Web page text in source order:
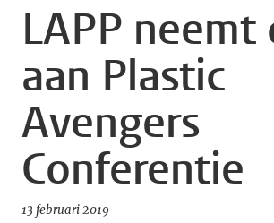
LAPP neemt
aan Plastic
Avengers
Conferentie
13 februari 2019